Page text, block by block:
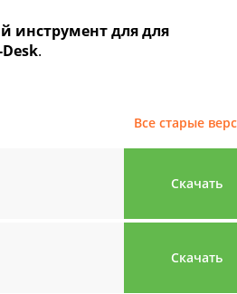
инструмент для для
.
Все старые
Скачать
Скачать